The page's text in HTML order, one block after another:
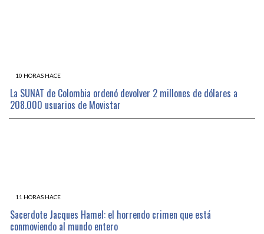
10 HORAS HACE
La SUNAT de Colombia ordenó devolver 2 millones de dólares a
208.000 usuarios de Movistar
11 HORAS HACE
Sacerdote Jacques Hamel: el horrendo crimen que está
conmoviendo al mundo entero